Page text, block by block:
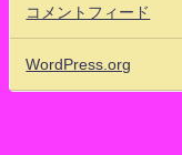
コメントフィード
WordPress.org